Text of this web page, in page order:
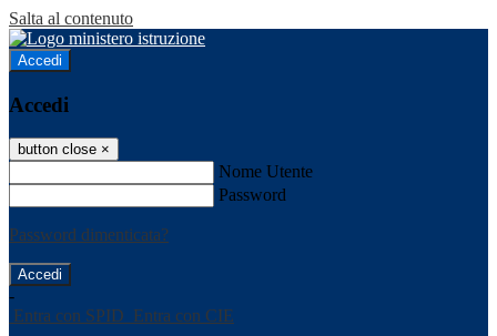
Salta al contenuto
Accedi
Accedi
button close ×
Nome Utente
Password
Password dimenticata?
-
Entra con SPID Entra con CIE